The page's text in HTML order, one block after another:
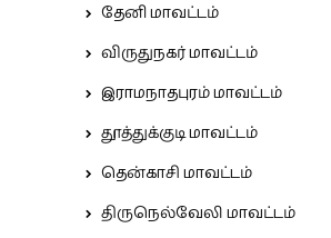
தேனி மாவட்டம்
விருதுநகர் மாவட்டம்
இராமநாதபுரம் மாவட்டம்
தூத்துக்குடி மாவட்டம்
தென்காசி மாவட்டம்
திருநெல்வேலி மாவட்டம்